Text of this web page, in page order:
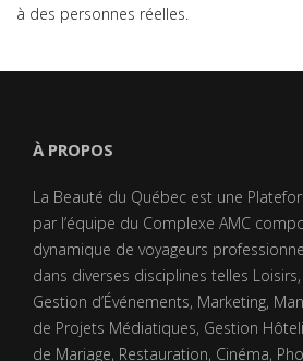
à des personnes réelles.
À PROPOS
La Beauté du Québec est une
par l’équipe du Complexe AMC
dynamique de voyageurs
dans diverses disciplines telles
Gestion d’Événements, Marketing,
de Projets Médiatiques, Gestion
de Mariage, Restauration, Cinéma,